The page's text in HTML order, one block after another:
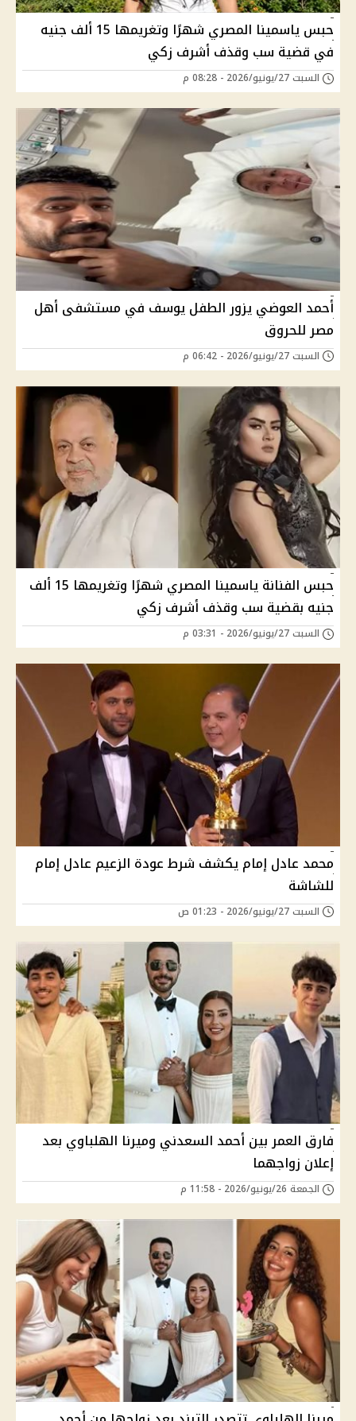
حبس ياسمينا المصري شهرًا وتغريمها 15 ألف جنيه
في قضية سب وقذف أشرف زكي
السبت 27/يونيو/2026 - 08:28 م
أحمد العوضي يزور الطفل يوسف في مستشفى أهل
مصر للحروق
السبت 27/يونيو/2026 - 06:42 م
حبس الفنانة ياسمينا المصري شهرًا وتغريمها 15 ألف
جنيه بقضية سب وقذف أشرف زكي
السبت 27/يونيو/2026 - 03:31 م
محمد عادل إمام يكشف شرط عودة الزعيم عادل إمام
للشاشة
السبت 27/يونيو/2026 - 01:23 ص
فارق العمر بين أحمد السعدني وميرنا الهلباوي بعد
إعلان زواجهما
الجمعة 26/يونيو/2026 - 11:58 م